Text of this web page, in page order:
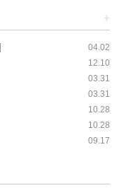
+
04.02
12.10
03.31
03.31
10.28
10.28
09.17